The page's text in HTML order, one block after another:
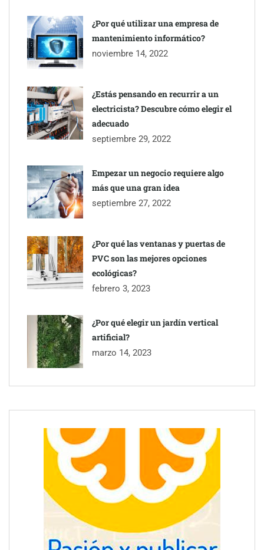
inmobiliarios: hasta 82% de ahorro por cobro
Gestoría Online reduce a unas horas el alta de autónomo
¿Por qué utilizar una empresa de
mantenimiento informático?
noviembre 14, 2022
¿Estás pensando en recurrir a un
electricista? Descubre cómo elegir el
adecuado
septiembre 29, 2022
Empezar un negocio requiere algo
más que una gran idea
septiembre 27, 2022
¿Por qué las ventanas y puertas de
PVC son las mejores opciones
ecológicas?
febrero 3, 2023
¿Por qué elegir un jardín vertical
artificial?
marzo 14, 2023